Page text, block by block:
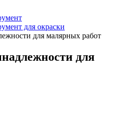
для окраски
для малярных работ
для